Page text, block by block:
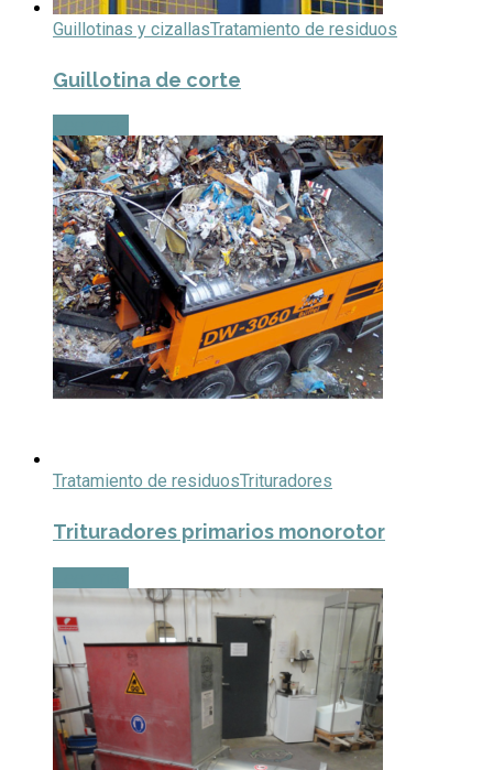
Guillotinas y cizallasTratamiento de residuos
Guillotina de corte
Tratamiento de residuosTrituradores
Trituradores primarios monorotor